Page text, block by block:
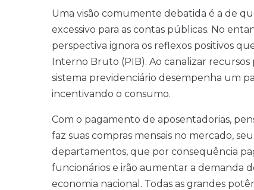
Uma visão comumente debatida é a de
excessivo para as contas públicas. No
perspectiva ignora os reflexos positivos
Interno Bruto (PIB). Ao canalizar recursos
sistema previdenciário desempenha um
incentivando o consumo.
Com o pagamento de aposentadorias,
faz suas compras mensais no mercado,
departamentos, que por consequência
funcionários e irão aumentar a demanda
economia nacional. Todas as grandes